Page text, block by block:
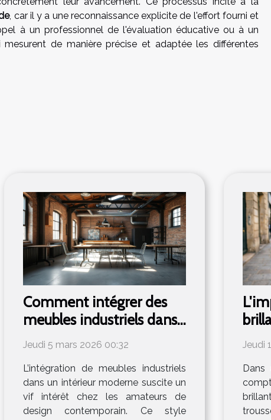
, car il y a une reconnaissance explicite de l'effort fourni et
à un professionnel de l'évaluation éducative ou à un
de manière précise et adaptée les différentes
Comment intégrer des
meubles industriels dans
un intérieur moderne ?
Jeudi 5 mars 2026 00:32
L’intégration de meubles industriels
dans un intérieur moderne suscite un
vif intérêt chez les amateurs de
design contemporain. Ce style
Jeudi